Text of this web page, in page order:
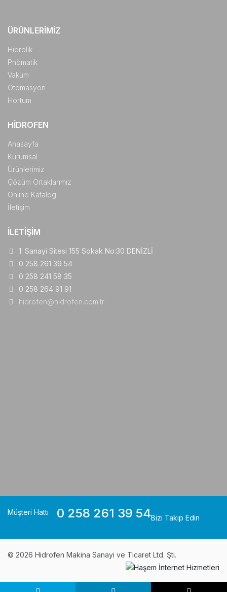
ÜRÜNLERIMIZ
Hidrolik
Pnömatik
Vakum
Otomasyon
Hortum
HIDROFEN
Anasayfa
Kurumsal
Ürünlerimiz
Çözüm Ortaklarımız
Online Katalog
İletişim
İLETIŞIM
1. Sanayi Sitesi 155 Sokak No:30 DENİZLİ
0 258 261 39 54
0 258 241 58 35
0 258 264 91 91
hidrofen@hidrofen.com.tr
Müşteri Hattı 0 258 261 39 54Bizi Takip Edin
© 2026 Hidrofen Makina Sanayi ve Ticaret Ltd. Şti.